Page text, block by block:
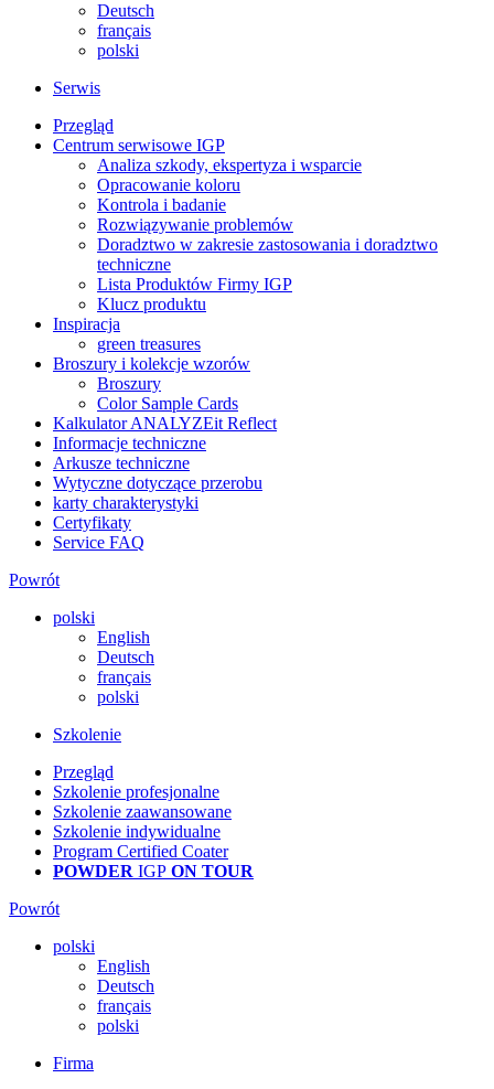
Deutsch
français
polski
Serwis
Przegląd
Centrum serwisowe IGP
Analiza szkody, ekspertyza i wsparcie
Opracowanie koloru
Kontrola i badanie
Rozwiązywanie problemów
Doradztwo w zakresie zastosowania i doradztwo
techniczne
Lista Produktów Firmy IGP
Klucz produktu
Inspiracja
green treasures
Broszury i kolekcje wzorów
Broszury
Color Sample Cards
Kalkulator ANALYZEit Reflect
Informacje techniczne
Arkusze techniczne
Wytyczne dotyczące przerobu
karty charakterystyki
Certyfikaty
Service FAQ
Powrót
polski
English
Deutsch
français
polski
Szkolenie
Przegląd
Szkolenie profesjonalne
Szkolenie zaawansowane
Szkolenie indywidualne
Program Certified Coater
POWDER IGP ON TOUR
Powrót
polski
English
Deutsch
français
polski
Firma